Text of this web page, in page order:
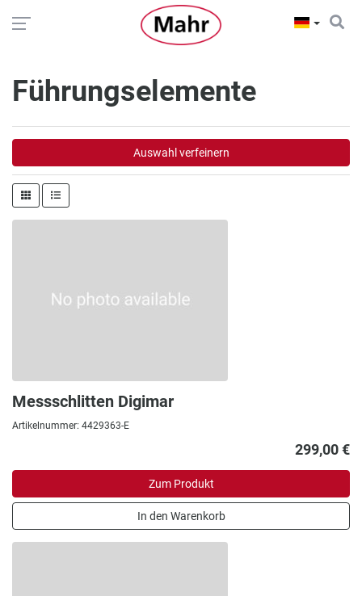
Führungselemente
Auswahl verfeinern
Messschlitten Digimar
Artikelnummer: 4429363-E
299,00 €
Zum Produkt
In den Warenkorb